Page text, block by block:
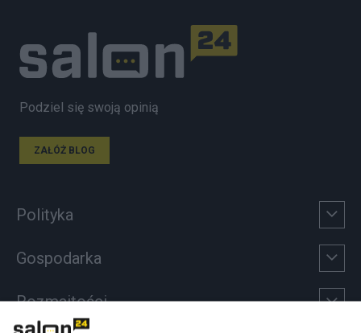
Podziel się swoją opinią
ZAŁÓŻ BLOG
Polityka
Gospodarka
Rozmaitości